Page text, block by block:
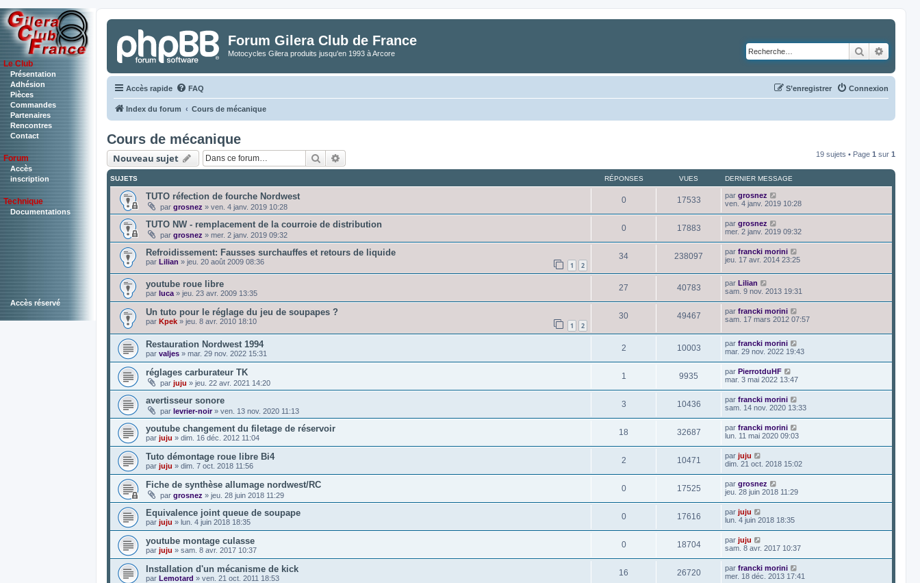
Le Club
Présentation
Adhésion
Pièces
Commandes
Partenaires
Rencontres
Contact
Forum
Accès
inscription
Technique
Documentations
Accès réservé
Forum Gilera Club de France
Motocycles Gilera produits jusqu'en 1993 à Arcore Rechercher
Accès rapide FAQ Connexion
S’enregistrer
Index du forum Cours de mécanique
Cours de mécanique
Nouveau sujet Rechercher 19 sujets • Page 1 sur 1
SUJETS RÉPONSES VUES DERNIER MESSAGE
TUTO réfection de fourche Nordwest
par grosnez » ven. 4 janv. 2019 10:28
0 17533 par grosnez
ven. 4 janv. 2019 10:28
TUTO NW - remplacement de la courroie de distribution
par grosnez » mer. 2 janv. 2019 09:32
0 17883 par grosnez
mer. 2 janv. 2019 09:32
Refroidissement: Fausses surchauffes et retours de liquide
par Lilian » jeu. 20 août 2009 08:36 1 2
34 238097 par francki morini
jeu. 17 avr. 2014 23:25
youtube roue libre
par luca » jeu. 23 avr. 2009 13:35
27 40783 par Lilian
sam. 9 nov. 2013 19:31
Un tuto pour le réglage du jeu de soupapes ?
par Kpek » jeu. 8 avr. 2010 18:10 1 2
30 49467 par francki morini
sam. 17 mars 2012 07:57
Restauration Nordwest 1994
par valjes » mar. 29 nov. 2022 15:31
2 10003 par francki morini
mar. 29 nov. 2022 19:43
réglages carburateur TK
par juju » jeu. 22 avr. 2021 14:20
1 9935 par PierrotduHF
mar. 3 mai 2022 13:47
avertisseur sonore
par levrier-noir» ven. 13 nov. 2020 11:13
3 10436 par francki morini
sam. 14 nov. 2020 13:33
youtube changement du filetage de réservoir
par juju » dim. 16 déc. 2012 11:04
18 32687 par francki morini
lun. 11 mai 2020 09:03
Tuto démontage roue libre Bi4
par juju » dim. 7 oct. 2018 11:56
2 10471 par juju
dim. 21 oct. 2018 15:02
Fiche de synthèse allumage nordwest/RC
par grosnez » jeu. 28 juin 2018 11:29
0 17525 par grosnez
jeu. 28 juin 2018 11:29
Equivalence joint queue de soupape
par juju » lun. 4 juin 2018 18:35
0 17616 par juju
lun. 4 juin 2018 18:35
youtube montage culasse
par juju » sam. 8 avr. 2017 10:37
0 18704 par juju
sam. 8 avr. 2017 10:37
Installation d'un mécanisme de kick
par Lemotard » ven. 21 oct. 2011 18:53
16 26720 par francki morini
mer. 18 déc. 2013 17:41